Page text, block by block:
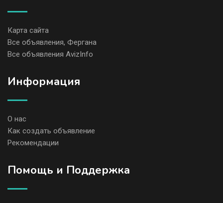
Карта сайта
Все объявления, Фергана
Все объявления AvizInfo
Информация
О нас
Как создать объявление
Рекомендации
Помощь и Поддержка